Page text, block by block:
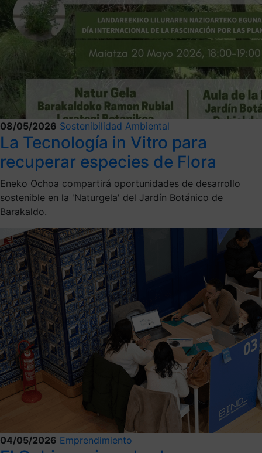
08/05/2026 Sostenibilidad Ambiental
La Tecnología in Vitro para
recuperar especies de Flora
Eneko Ochoa compartirá oportunidades de desarrollo
sostenible en la 'Naturgela' del Jardín Botánico de
Barakaldo.
04/05/2026 Emprendimiento